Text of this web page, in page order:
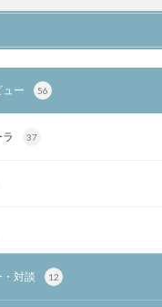
ュー 56
37
対談 12